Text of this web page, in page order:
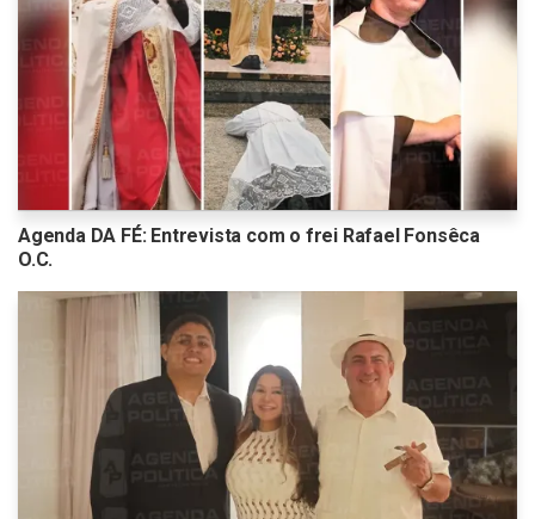
Agenda DA FÉ: Entrevista com o frei Rafael Fonsêca
O.C.